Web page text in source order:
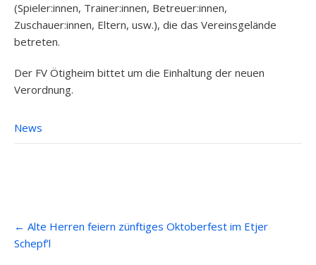
(Spieler:innen, Trainer:innen, Betreuer:innen,
Zuschauer:innen, Eltern, usw.), die das Vereinsgelände
betreten.
Der FV Ötigheim bittet um die Einhaltung der neuen
Verordnung.
News
navigation
← Alte Herren feiern zünftiges Oktoberfest im Etjer
Schepf’l